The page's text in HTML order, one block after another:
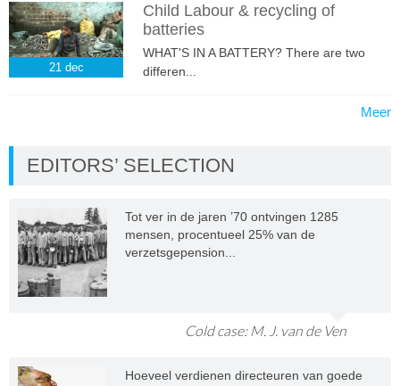
21 dec
Child Labour & recycling of
batteries
WHAT'S IN A BATTERY? There are two
differen...
Meer
EDITORS’ SELECTION
Tot ver in de jaren ’70 ontvingen 1285
mensen, procentueel 25% van de
verzetsgepension...
Cold case: M. J. van de Ven
Hoeveel verdienen directeuren van goede